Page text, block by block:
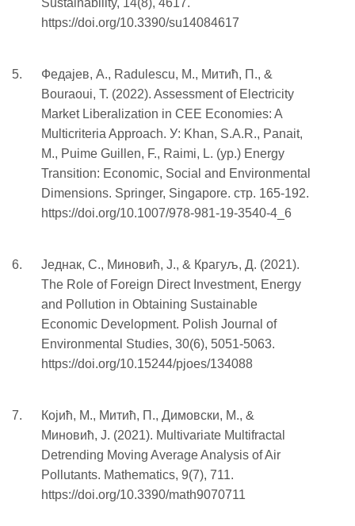
Sustainability, 14(8), 4617.
https://doi.org/10.3390/su14084617
Федајев, A., Radulescu, M., Митић, П., &
Bouraoui, T. (2022). Assessment of Electricity
Market Liberalization in CEE Economies: A
Multicriteria Approach. У: Khan, S.A.R., Panait,
M., Puime Guillen, F., Raimi, L. (ур.) Energy
Transition: Economic, Social and Environmental
Dimensions. Springer, Singapore. стр. 165-192.
https://doi.org/10.1007/978-981-19-3540-4_6
Једнак, С., Миновић, Ј., & Крагуљ, Д. (2021).
The Role of Foreign Direct Investment, Energy
and Pollution in Obtaining Sustainable
Economic Development. Polish Journal of
Environmental Studies, 30(6), 5051-5063.
https://doi.org/10.15244/pjoes/134088
Којић, M., Митић, П., Димовски, M., &
Миновић, J. (2021). Multivariate Multifractal
Detrending Moving Average Analysis of Air
Pollutants. Mathematics, 9(7), 711.
https://doi.org/10.3390/math9070711